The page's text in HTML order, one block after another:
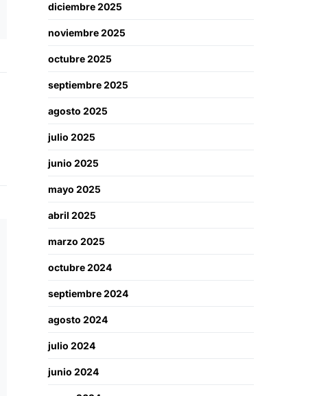
diciembre 2025
noviembre 2025
octubre 2025
septiembre 2025
agosto 2025
julio 2025
junio 2025
mayo 2025
abril 2025
marzo 2025
octubre 2024
septiembre 2024
agosto 2024
julio 2024
junio 2024